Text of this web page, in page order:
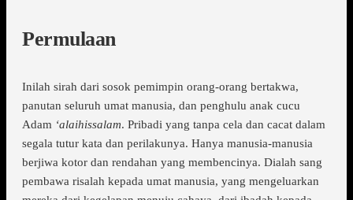
Permulaan
Inilah sirah dari sosok pemimpin orang-orang bertakwa,
panutan seluruh umat manusia, dan penghulu anak cucu
Adam ‘alaihissalam. Pribadi yang tanpa cela dan cacat dalam
segala tutur kata dan perilakunya. Hanya manusia-manusia
berjiwa kotor dan rendahan yang membencinya. Dialah sang
pembawa risalah kepada umat manusia, yang mengeluarkan